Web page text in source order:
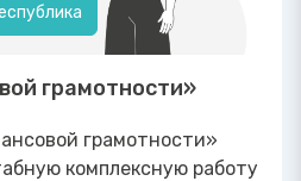
грамотности»
грамотности»
комплексную работу